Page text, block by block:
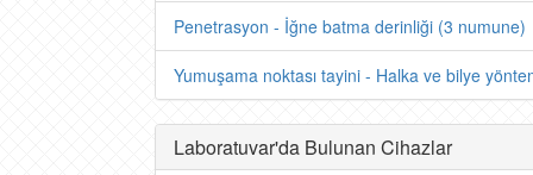
Penetrasyon - İğne batma derinliği (3 numune)
Yumuşama noktası tayini - Halka ve bilye
Laboratuvar'da Bulunan Cihazlar